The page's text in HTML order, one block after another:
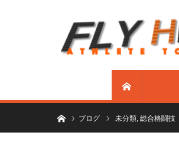
ホームブログ 未分類, 総合格闘技